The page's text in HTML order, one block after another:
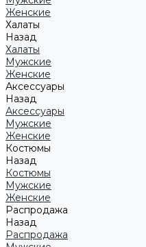
Женские
Халаты
Назад
Халаты
Мужские
Женские
Аксессуары
Назад
Аксессуары
Мужские
Женские
Костюмы
Назад
Костюмы
Мужские
Женские
Распродажа
Назад
Распродажа